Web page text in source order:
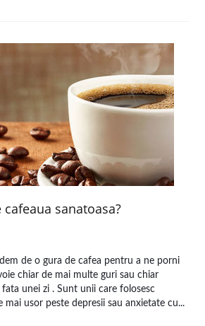
sanatoasa?
de o gura de cafea pentru a ne porni
chiar de mai multe guri sau chiar
unei zi . Sunt unii care folosesc
mai usor peste depresii sau anxietate cu...